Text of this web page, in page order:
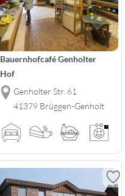
Bauernhofcafé Genholter
Hof
Genholter Str. 61
41379 Brüggen-Genholt